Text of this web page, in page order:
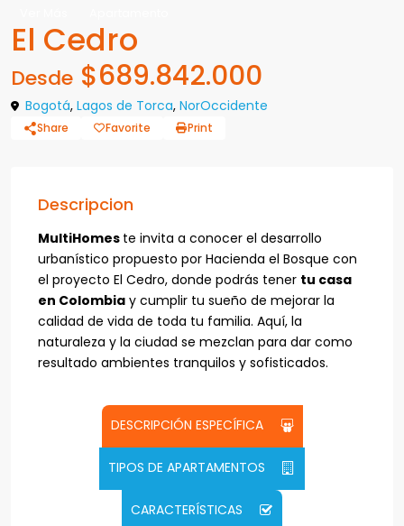
El Cedro
Desde $689.842.000
Bogotá, Lagos de Torca, NorOccidente
Share Favorite Print
Descripcion
MultiHomes te invita a conocer el desarrollo
urbanístico propuesto por Hacienda el Bosque con
el proyecto El Cedro, donde podrás tener tu casa
en Colombia y cumplir tu sueño de mejorar la
calidad de vida de toda tu familia. Aquí, la
naturaleza y la ciudad se mezclan para dar como
resultado ambientes tranquilos y sofisticados.
DESCRIPCIÓN ESPECÍFICA
TIPOS DE APARTAMENTOS
CARACTERÍSTICAS